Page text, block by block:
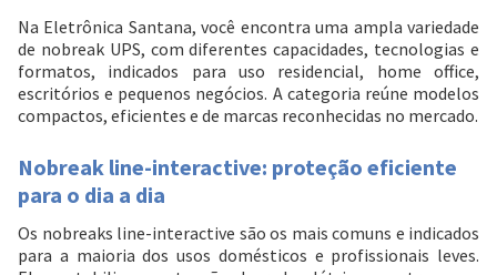
Na Eletrônica Santana, você encontra uma ampla variedade
de nobreak UPS, com diferentes capacidades, tecnologias e
formatos, indicados para uso residencial, home office,
escritórios e pequenos negócios. A categoria reúne modelos
compactos, eficientes e de marcas reconhecidas no mercado.
Nobreak line-interactive: proteção eficiente
para o dia a dia
Os nobreaks line-interactive são os mais comuns e indicados
para a maioria dos usos domésticos e profissionais leves.